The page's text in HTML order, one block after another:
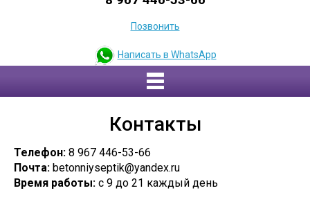
Позвонить
Написать в WhatsApp
Контакты
Телефон: 8 967 446-53-66
Почта: betonniyseptik@yandex.ru
Время работы: с 9 до 21 каждый день